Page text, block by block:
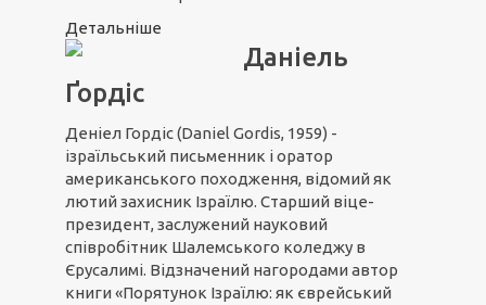
Детальніше
Даніель
Ґордіс
Деніел Гордіс (Daniel Gordis, 1959) -
ізраїльський письменник і оратор
американського походження, відомий як
лютий захисник Ізраїлю. Старший віце-
президент, заслужений науковий
співробітник Шалемського коледжу в
Єрусалимі. Відзначений нагородами автор
книги «Порятунок Ізраїлю: як єврейський